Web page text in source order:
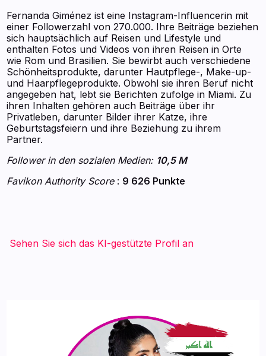
Fernanda Giménez ist eine Instagram-Influencerin mit
einer Followerzahl von 270.000. Ihre Beiträge beziehen
sich hauptsächlich auf Reisen und Lifestyle und
enthalten Fotos und Videos von ihren Reisen in Orte
wie Rom und Brasilien. Sie bewirbt auch verschiedene
Schönheitsprodukte, darunter Hautpflege-, Make-up-
und Haarpflegeprodukte. Obwohl sie ihren Beruf nicht
angegeben hat, lebt sie Berichten zufolge in Miami. Zu
ihren Inhalten gehören auch Beiträge über ihr
Privatleben, darunter Bilder ihrer Katze, ihre
Geburtstagsfeiern und ihre Beziehung zu ihrem
Partner.
Follower in den sozialen Medien: 10,5 M
Favikon Authority Score: 9 626 Punkte
Sehen Sie sich das KI-gestützte Profil an